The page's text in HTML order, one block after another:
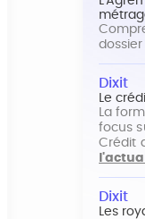
Dixit
Le
La
focus
Crédit
Dixit
Les